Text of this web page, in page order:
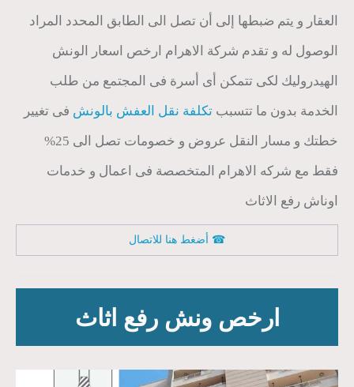
العقار و يتم ضبطها إلى أن تصل الى الطابق المحدد المراد
الوصول له و تقدم شركة الاهرام ارخص اسعار الونش
الهيدروليك لكى تتمكن أى أسرة فى المجتمع من طلب
الخدمة بدون ما تتسبب تكلفة نقل العفش بالونش فى تغيير
خطتك و مسار النقل عروض و خصومات تصل الى 25%
فقط مع شركه الاهرام المتخصصة فى اعمال و خدمات
اوناش رفع الاثاث
أضغط هنا للاتصال ☎
ارخص ونش رفع اثاث